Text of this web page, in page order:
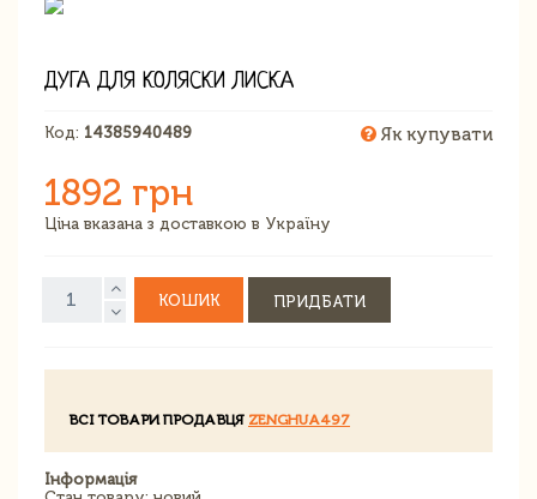
ДУГА ДЛЯ КОЛЯСКИ ЛИСКА
Код: 14385940489 Як купувати
1892 грн
Ціна вказана з доставкою в Україну
КОШИК ПРИДБАТИ
ВСІ ТОВАРИ ПРОДАВЦЯ ZENGHUA497
Інформація